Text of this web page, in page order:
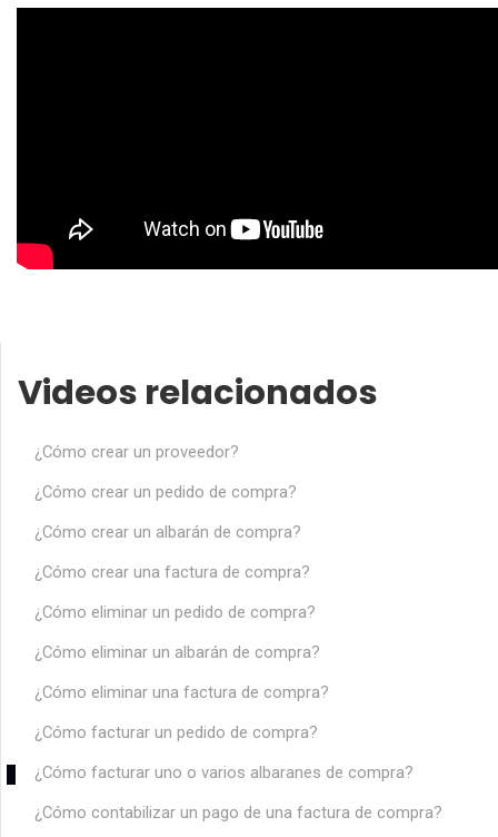
Videos relacionados
¿Cómo crear un proveedor?
¿Cómo crear un pedido de compra?
¿Cómo crear un albarán de compra?
¿Cómo crear una factura de compra?
¿Cómo eliminar un pedido de compra?
¿Cómo eliminar un albarán de compra?
¿Cómo eliminar una factura de compra?
¿Cómo facturar un pedido de compra?
¿Cómo facturar uno o varios albaranes de compra?
¿Cómo contabilizar un pago de una factura de compra?